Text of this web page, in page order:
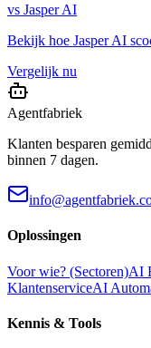
vs Jasper AI
Bekijk hoe Jasper AI
Vergelijk nu
Agentfabriek
Klanten besparen
binnen 7 dagen.
Oplossingen
Voor wie? (Sectoren)AI
KlantenserviceAI
Kennis & Tools